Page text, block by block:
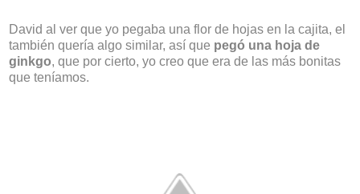
David al ver que yo pegaba una flor de hojas en la cajita, el
también quería algo similar, así que pegó una hoja de
ginkgo, que por cierto, yo creo que era de las más bonitas
que teníamos.